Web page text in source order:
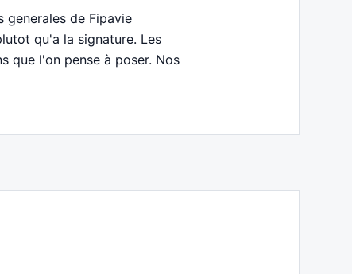
generales de Fipavie
qu'a la signature. Les
que l'on pense à poser. Nos